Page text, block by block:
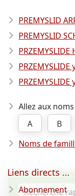
PREMYSLID
PREMYSLID
PRZEMYSLIDE
PRZEMYSLIDE
PRZEMYSLIDE
Allez aux
A
B
Noms de
Liens directs ...
Abonnement